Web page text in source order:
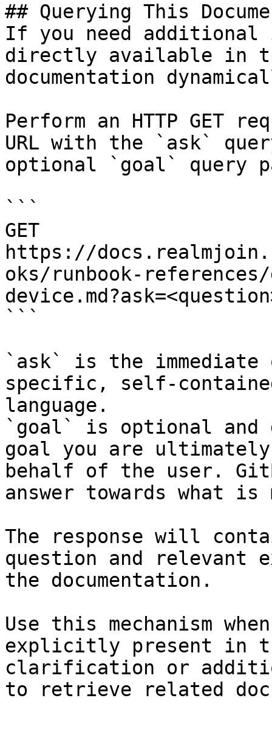
## Querying This
If you need
directly available in
documentation
Perform an HTTP GET
URL with the `ask`
optional `goal` query
```
GET
https://
oks/runbook-
```
`ask` is the
specific, self-
language.
`goal` is optional and
goal you are
behalf of the user.
answer towards what
The response will
question and relevant
the documentation.
Use this mechanism
explicitly present in
clarification or